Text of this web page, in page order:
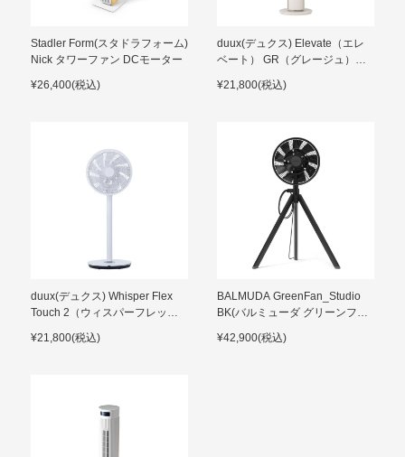
Stadler Form(スタドラフォーム)
Nick タワーファン DCモーター
¥26,400(税込)
duux(デュクス) Elevate（エレ
ベート） GR（グレージュ）消
¥21,800(税込)
duux(デュクス) Whisper Flex
Touch 2（ウィスパーフレック
¥21,800(税込)
BALMUDA GreenFan_Studio
BK(バルミューダ グリーンファ
¥42,900(税込)